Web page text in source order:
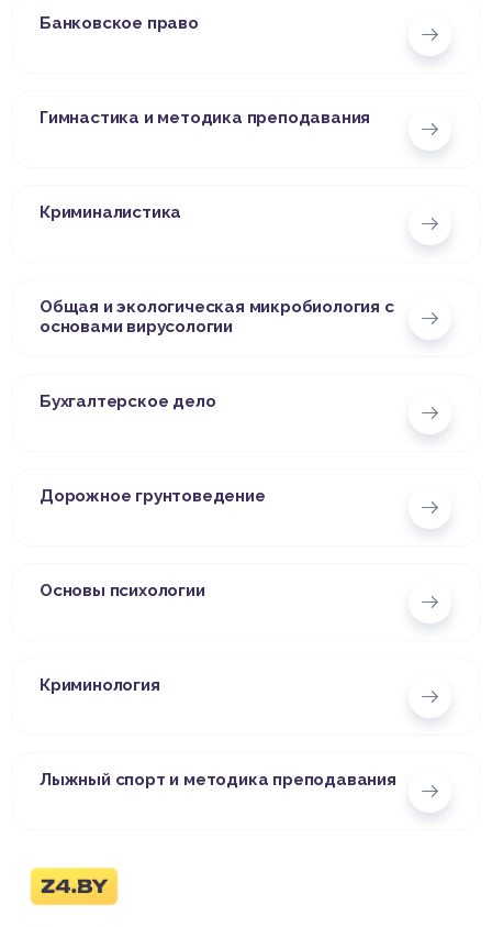
Банковское право
Гимнастика и методика преподавания
Криминалистика
Общая и экологическая микробиология с
основами вирусологии
Бухгалтерское дело
Дорожное грунтоведение
Основы психологии
Криминология
Лыжный спорт и методика преподавания